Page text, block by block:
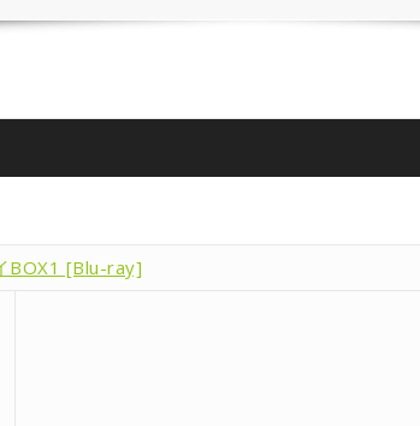
BOX1 [Blu-ray]